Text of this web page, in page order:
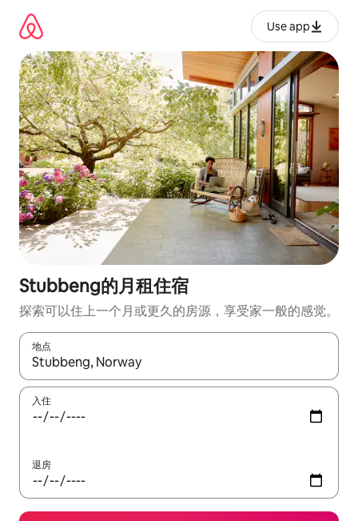
Use app
Stubbeng的月租住宿
探索可以住上一个月或更久的房源，享受家一般的感觉。
地点
如有搜索结果，请使用上下方向键查看，或通过点击或滑动手势
入住
退房